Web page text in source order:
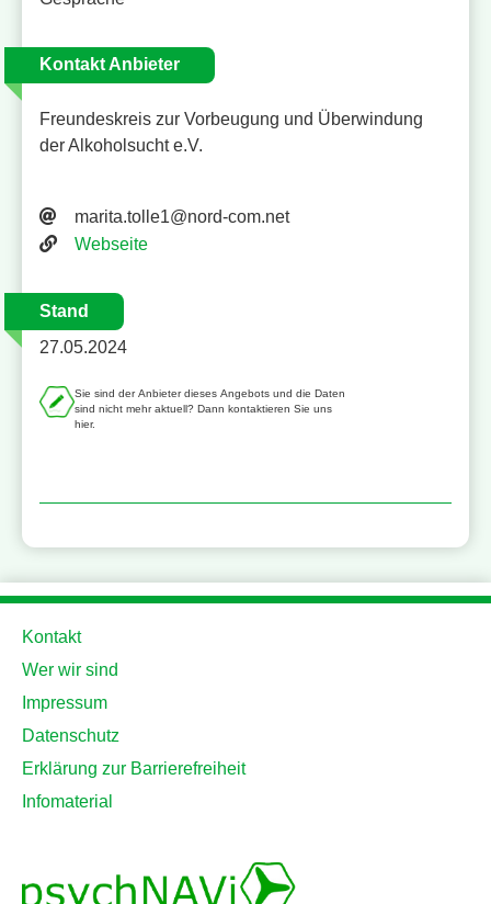
Kontakt Anbieter
Freundeskreis zur Vorbeugung und Überwindung
der Alkoholsucht e.V.
E-Mail-Adresse
marita.tolle1@nord-com.net
Website
Webseite
Stand
27.05.2024
Sie sind der Anbieter dieses Angebots und die Daten
sind nicht mehr aktuell? Dann kontaktieren Sie uns
hier.
Kontakt
Wer wir sind
Impressum
Datenschutz
Erklärung zur Barrierefreiheit
Infomaterial